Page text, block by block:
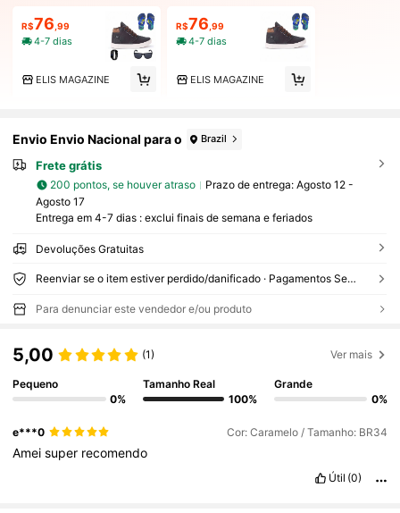
R$76 ,99
4-7 dias
ELIS MAGAZINE
R$76 ,99
4-7 dias
ELIS MAGAZINE
Envio Envio Nacional para o Brazil
Frete grátis
200 pontos, se houver atraso Prazo de entrega: Agosto 12 -
Agosto 17
Entrega em 4-7 dias : exclui finais de semana e feriados
Devoluções Gratuitas
Reenviar se o item estiver perdido/danificado · Pagamentos Seguros · Proteção de privacidade
Para denunciar este vendedor e/ou produto
5,00 (1) Ver mais
Pequeno
0%
Tamanho Real
100%
Grande
0%
e***0 Cor: Caramelo / Tamanho: BR34
Ameisuper recomendo
Útil (0)